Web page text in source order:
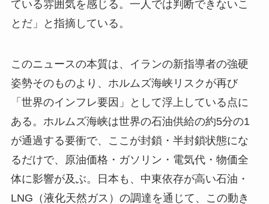
ている雰囲気を感じる。一人では判断できないこ
とだ」と指摘している。
このニュースの本質は、イランの新指導者の強硬
姿勢そのものより、ホルムズ海峡リスクが再び
「世界のインフレ要因」として浮上している点に
ある。ホルムズ海峡は世界の石油供給の約5分の1
が通過する要衝で、ここが封鎖・半封鎖状態にな
るだけで、原油価格・ガソリン・電気代・物価全
体に影響が及ぶ。日本も、中東依存が高い石油・
LNG（液化天然ガス）の調達を通じて、この動き